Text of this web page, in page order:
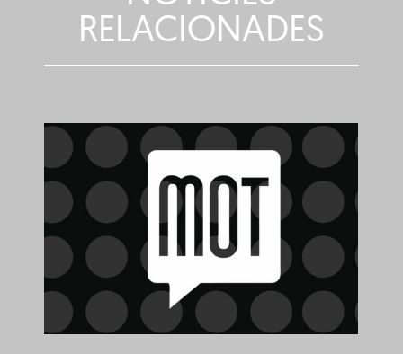
RELACIONADES
El viatge en la literatura,
al centre del MOT 2026